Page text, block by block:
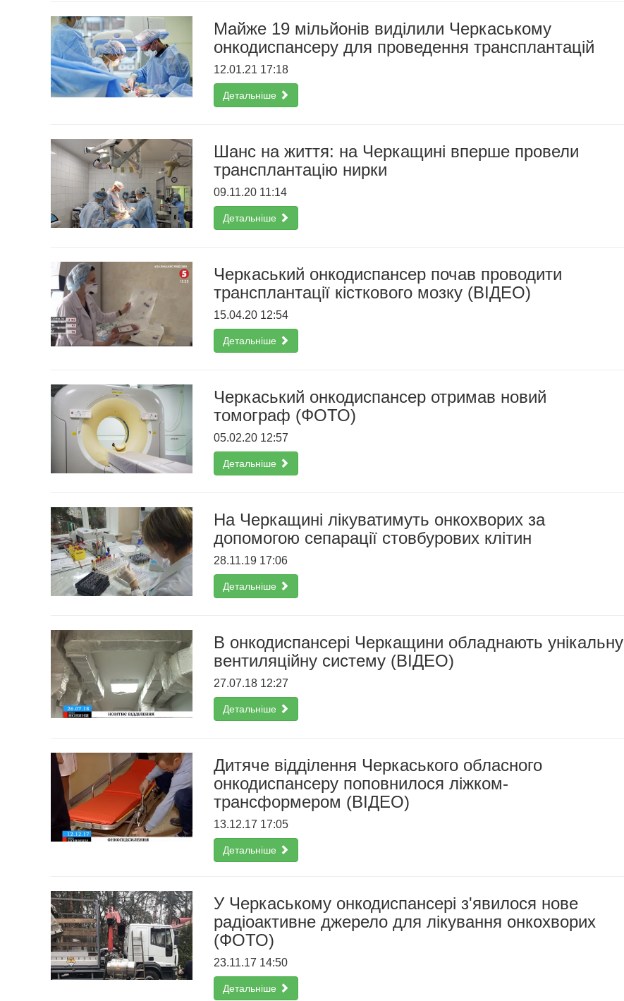
Майже 19 мільйонів виділили Черкаському
онкодиспансеру для проведення трансплантацій
12.01.21 17:18
Детальніше
Шанс на життя: на Черкащині вперше провели
трансплантацію нирки
09.11.20 11:14
Детальніше
Черкаський онкодиспансер почав проводити
трансплантації кісткового мозку (ВІДЕО)
15.04.20 12:54
Детальніше
Черкаський онкодиспансер отримав новий
томограф (ФОТО)
05.02.20 12:57
Детальніше
На Черкащині лікуватимуть онкохворих за
допомогою сепарації стовбурових клітин
28.11.19 17:06
Детальніше
В онкодиспансері Черкащини обладнають унікальну
вентиляційну систему (ВІДЕО)
27.07.18 12:27
Детальніше
Дитяче відділення Черкаського обласного
онкодиспансеру поповнилося ліжком-
трансформером (ВІДЕО)
13.12.17 17:05
Детальніше
У Черкаському онкодиспансері з'явилося нове
радіоактивне джерело для лікування онкохворих
(ФОТО)
23.11.17 14:50
Детальніше